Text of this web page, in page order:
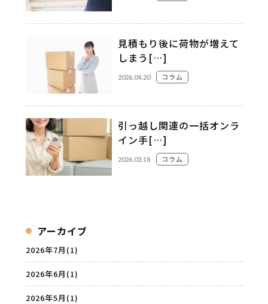
見積もり後に荷物が増えて
しまう[…]
2026.04.20 コラム
引っ越し関連の一括オンラ
イン手[…]
2026.03.18 コラム
アーカイブ
2026年7月 (1)
2026年6月 (1)
2026年5月 (1)